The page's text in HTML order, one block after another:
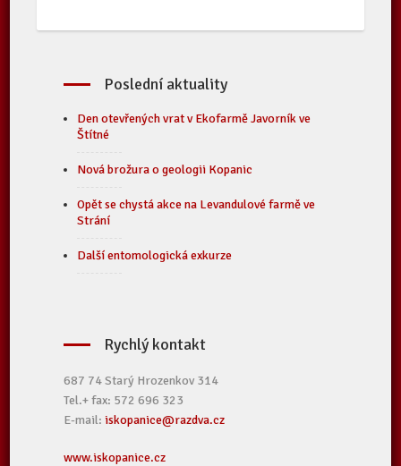
Poslední aktuality
Den otevřených vrat v Ekofarmě Javorník ve
Štítné
Nová brožura o geologii Kopanic
Opět se chystá akce na Levandulové farmě ve
Strání
Další entomologická exkurze
Rychlý kontakt
687 74 Starý Hrozenkov 314
Tel.+ fax: 572 696 323
E-mail:iskopanice@razdva.cz
www.iskopanice.cz